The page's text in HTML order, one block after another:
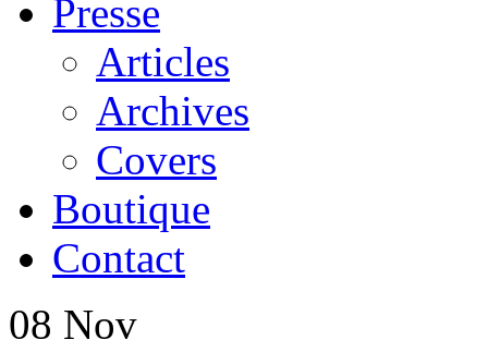
Presse
Articles
Archives
Covers
Boutique
Contact
08 Nov